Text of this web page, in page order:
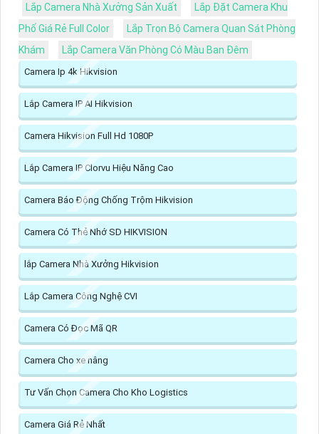
Lắp Camera Nhà Xưởng Sản Xuất
Lắp Đặt Camera Khu
Phố Giá Rẻ Full Color
Lắp Trọn Bộ Camera Quan Sát Phòng
Khám
Lắp Camera Văn Phòng Có Màu Ban Đêm
Camera Ip 4k Hikvision
Lắp Camera IP AI Hikvision
Camera Hikvision Full Hd 1080P
Lắp Camera IP Clorvu Hiệu Năng Cao
Camera Báo Động Chống Trộm Hikvision
Camera Có Thẻ Nhớ SD HIKVISION
lắp Camera Nhà Xưởng Hikvision
Lắp Camera Công Nghệ CVI
Camera Có Đọc Mã QR
Camera Cho xe nâng
Tư Vấn Chọn Camera Cho Kho Logistics
Camera Giá Rẻ Nhất